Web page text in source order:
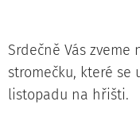
Srdečně Vás
stromečku, které se
listopadu na hřišti.